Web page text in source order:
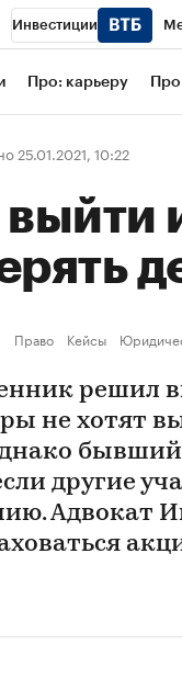
Инвестиции
РБК РБК Образование
Про: карьеру
25.01.2021, 10:22
выйти
Право Кейсы
решил
не хотят
бывший
другие
Адвокат